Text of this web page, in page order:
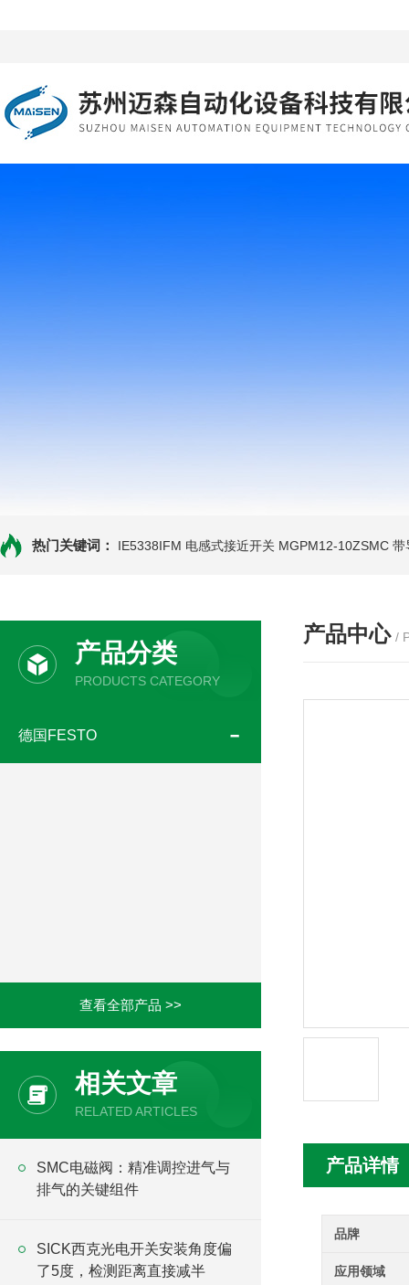
热门关键词： IE5338IFM 电感式接近开关 MGPM12-10ZSMC 带
产品分类
PRODUCTS CATEGORY
德国FESTO
查看全部产品 >>
相关文章
RELATED ARTICLES
SMC电磁阀：精准调控进气与
排气的关键组件
SICK西克光电开关安装角度偏
了5度，检测距离直接减半
产品中心 /
产品详情
品牌
应用领域